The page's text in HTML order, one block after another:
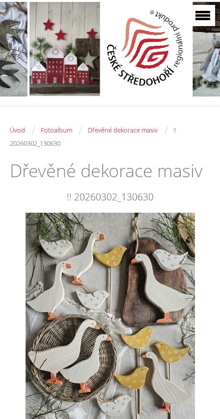
Úvod / Fotoalbum / Dřevěné dekorace masiv /
!!
20260302_130630
Dřevěné dekorace masiv
!! 20260302_130630